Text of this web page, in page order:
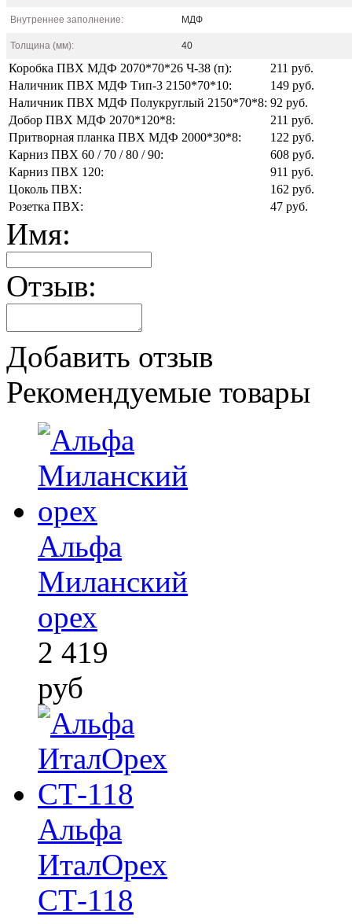
Внутреннее заполнение: МДФ
Толщина (мм): 40
Коробка ПВХ МДФ 2070*70*26 Ч-38 (п):
211 руб.
Наличник ПВХ МДФ Тип-3 2150*70*10:
149 руб.
Наличник ПВХ МДФ Полукруглый 2150*70*8: 92 руб.
Добор ПВХ МДФ 2070*120*8:
211 руб.
Притворная планка ПВХ МДФ 2000*30*8:
122 руб.
Карниз ПВХ 60 / 70 / 80 / 90:
608 руб.
Карниз ПВХ 120:
911 руб.
Цоколь ПВХ:
162 руб.
Розетка ПВХ:
47 руб.
Имя:
Отзыв:
Добавить отзыв
Рекомендуемые товары
Альфа
Миланский
орех
2 419
руб
Альфа
ИталОрех
СТ-118